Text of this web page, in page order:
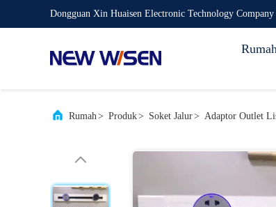
Dongguan Xin Huaisen Electronic Technology
Rumah> Produk> Soket Jalur> Adaptor Outlet